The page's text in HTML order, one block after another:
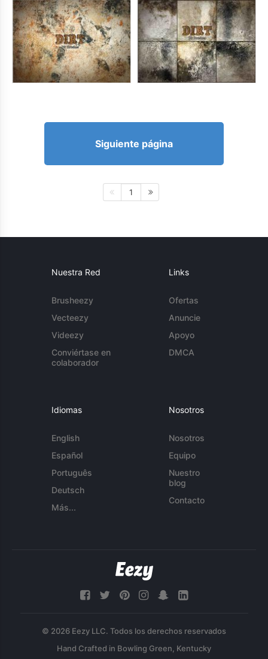
Siguiente página
1
Nuestra Red
Brusheezy
Vecteezy
Videezy
Conviértase en
colaborador
Links
Ofertas
Anuncie
Apoyo
DMCA
Idiomas
English
Español
Português
Deutsch
Más...
Nosotros
Nosotros
Equipo
Nuestro
blog
Contacto
© 2026 Eezy LLC. Todos los derechos reservados